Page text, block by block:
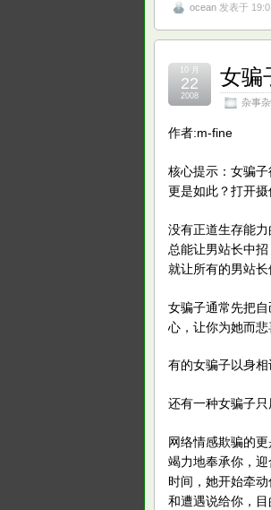
ocean 发表于
女骗
杂事
10 月
22
2008
作者:m-fine
核心提示：女骗
更是如此？打开
没有正道生存能
总能让男站长中
就让所有的男站
女骗子通常先把
心，让你为她而悲
有的女骗子以身
还有一种女骗子
网络情感欺骗的
竭力地奉承你，
时间，她开始牵
和遭遇说给你，